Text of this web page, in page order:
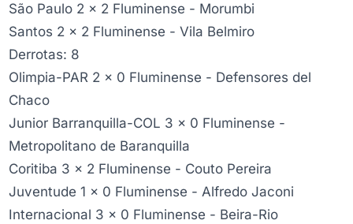
São Paulo 2 x 2 Fluminense - Morumbi
Santos 2 x 2 Fluminense - Vila Belmiro
Derrotas: 8
Olimpia-PAR 2 x 0 Fluminense - Defensores del
Chaco
Junior Barranquilla-COL 3 x 0 Fluminense -
Metropolitano de Baranquilla
Coritiba 3 x 2 Fluminense - Couto Pereira
Juventude 1 x 0 Fluminense - Alfredo Jaconi
Internacional 3 x 0 Fluminense - Beira-Rio